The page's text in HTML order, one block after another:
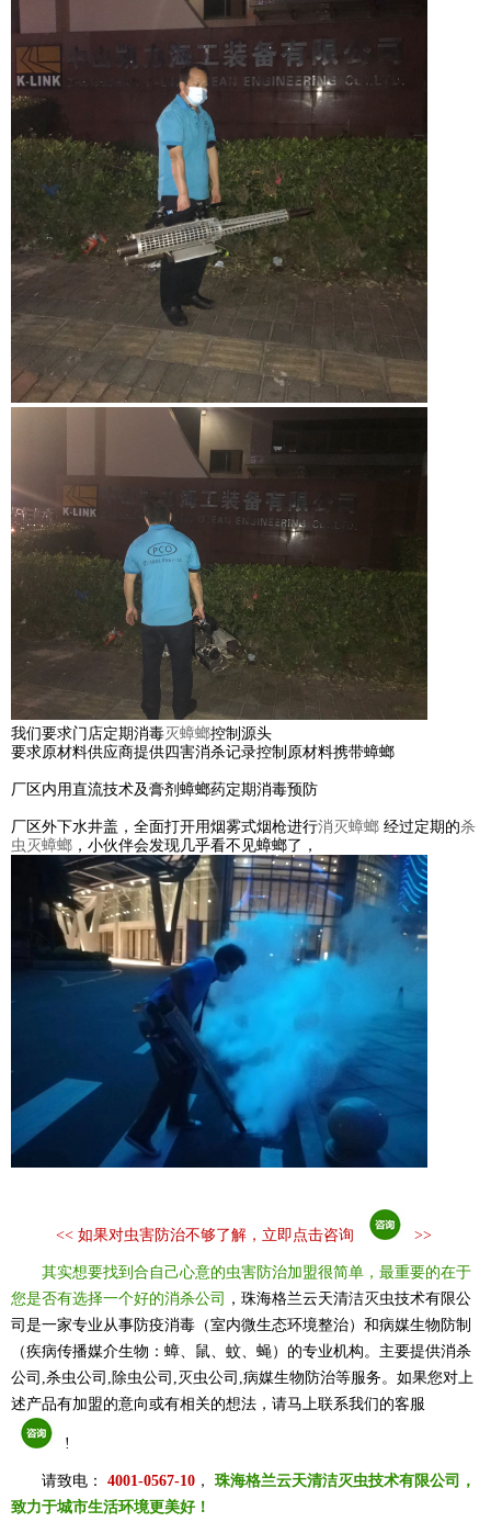
我们要求门店定期消毒灭蟑螂控制源头
要求原材料供应商提供四害消杀记录控制原材料携带蟑螂
厂区内用直流技术及膏剂蟑螂药定期消毒预防
厂区外下水井盖，全面打开用烟雾式烟枪进行消灭蟑螂 经过定期的杀
虫灭蟑螂 ，小伙伴会发现几乎看不见蟑螂了，
<< 如果对虫害防治不够了解，立即点击咨询 >>
其实想要找到合自己心意的虫害防治加盟很简单，最重要的在于
您是否有选择一个好的消杀公司
，珠海格兰云天清洁灭虫技术有限公
司是一家专业从事防疫消毒（室内微生态环境整治）和病媒生物防制
（疾病传播媒介生物：蟑、鼠、蚊、蝇）的专业机构。主要提供消杀
公司,杀虫公司,除虫公司,灭虫公司,病媒生物防治等服务。如果您对上
述产品有加盟的意向或有相关的想法，请马上联系我们的客服
!
请致电： 4001-0567-10 ， 珠海格兰云天清洁灭虫技术有限公司，
致力于城市生活环境更美好！